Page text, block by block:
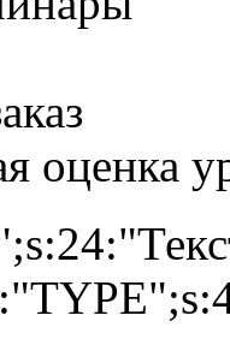
оценка